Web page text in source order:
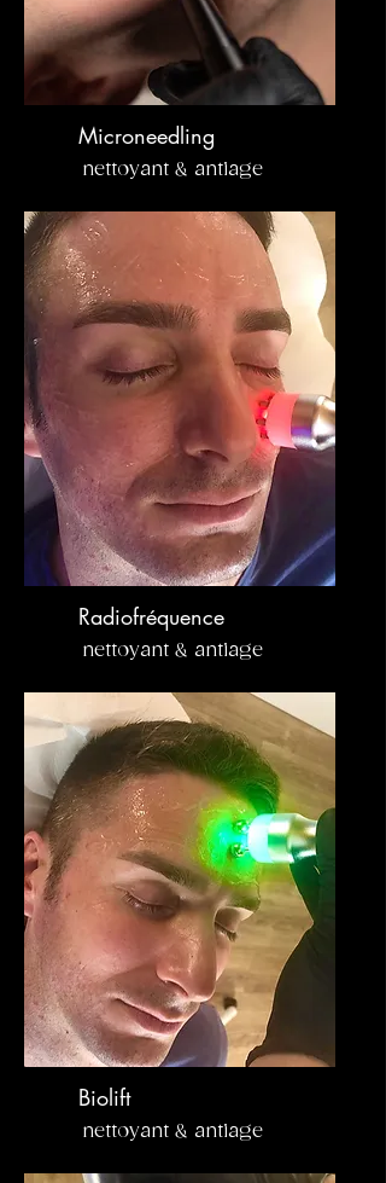
Microneedling
nettoyant & antiage
Radiofréquence
nettoyant & antiage
Biolift
nettoyant & antiage